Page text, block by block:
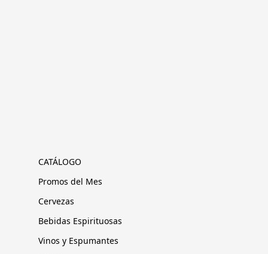
CATÁLOGO
Promos del Mes
Cervezas
Bebidas Espirituosas
Vinos y Espumantes